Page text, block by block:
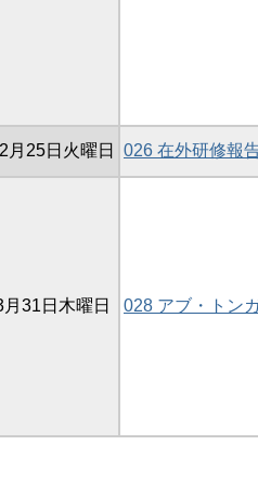
月25日火曜日 026 在外研修報
31日木曜日 028 アブ・トン